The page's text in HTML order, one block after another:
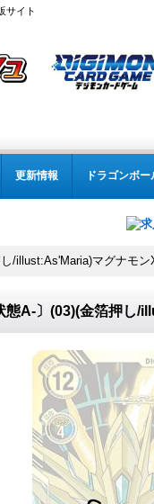
サイト
更新情報 ドラゴンボ
し/illust:As'Maria)マグナモ
態A-〕(03)(金箔押し/